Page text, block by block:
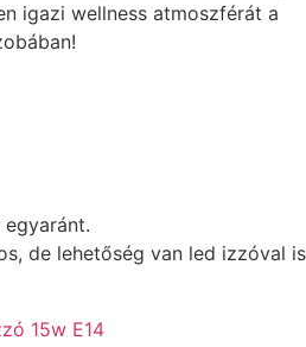
igazi wellness atmoszférát a
de lehetőség van led izzóval is
15w E14